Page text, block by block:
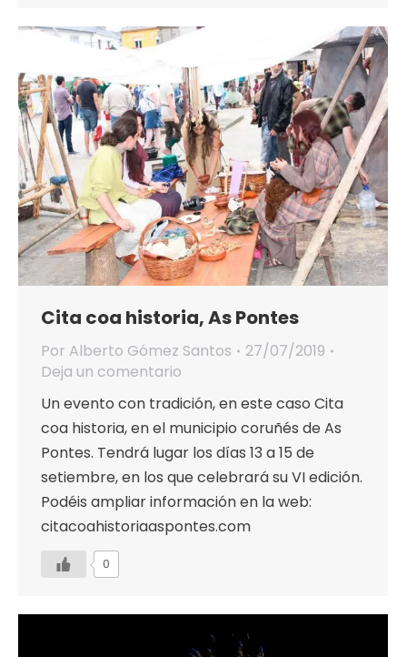
Cita coa historia, As Pontes
Por Alberto Gómez Santos
27/07/2019
Deja un comentario
Un evento con tradición, en este caso Cita
coa historia, en el municipio coruñés de As
Pontes. Tendrá lugar los días 13 a 15 de
setiembre, en los que celebrará su VI edición.
Podéis ampliar información en la web:
citacoahistoriaaspontes.com
0